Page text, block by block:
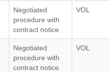
Negotiated
procedure with
contract notice
VOL
Negotiated
procedure with
contract notice
VOL